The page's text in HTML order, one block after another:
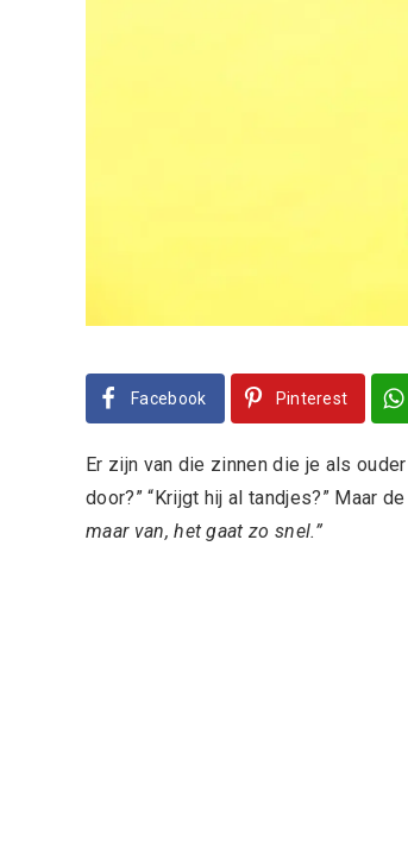
Facebook Pinterest
Er zijn van die zinnen die je als
door?” “Krijgt hij al tandjes?” Maar
maar van, het gaat zo snel.”